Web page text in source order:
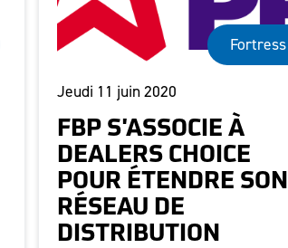
Fortress
Jeudi 11 juin 2020
FBP S'ASSOCIE À
DEALERS CHOICE
POUR ÉTENDRE SON
RÉSEAU DE
DISTRIBUTION